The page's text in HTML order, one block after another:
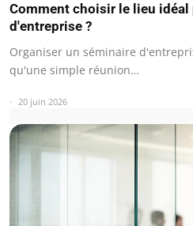
Comment choisir le lieu
d'entreprise ?
Organiser un séminaire
qu'une simple réunion…
20 juin 2026